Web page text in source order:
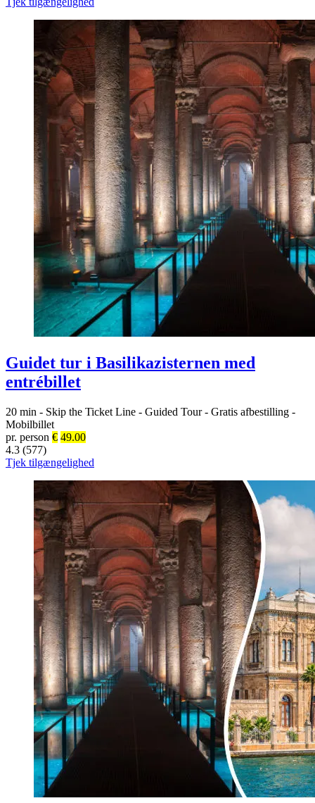
Guidet tur i Basilikazisternen med
entrébillet
20 min - Skip the Ticket Line - Guided Tour - Gratis afbestilling -
Mobilbillet
pr. person € 49.00
4.3 (577)
Tjek tilgængelighed